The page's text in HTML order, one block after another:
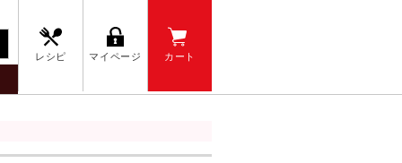
レシピ マイページ カート